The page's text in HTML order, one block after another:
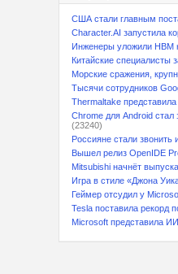
США стали главным
Character.AI запустила
Инженеры уложили HBM
Китайские специалисты
Морские сражения,
Тысячи сотрудников
Thermaltake представила
Chrome для Android стал
(23240)
Россияне стали звонить
Вышел релиз OpenIDE
Mitsubishi начнёт
Игра в стиле «Джона
Геймер отсудил у
Tesla поставила рекорд
Microsoft представила